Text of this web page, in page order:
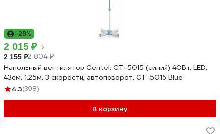
-28%
2 015 ₽
2 155 ₽2 804 ₽
Напольный вентилятор Centek CT-5015 (синий) 40Вт, LED,
43см, 1.25м, 3 скорости, автоповорот, CT-5015 Blue
4.3(398)
В корзину